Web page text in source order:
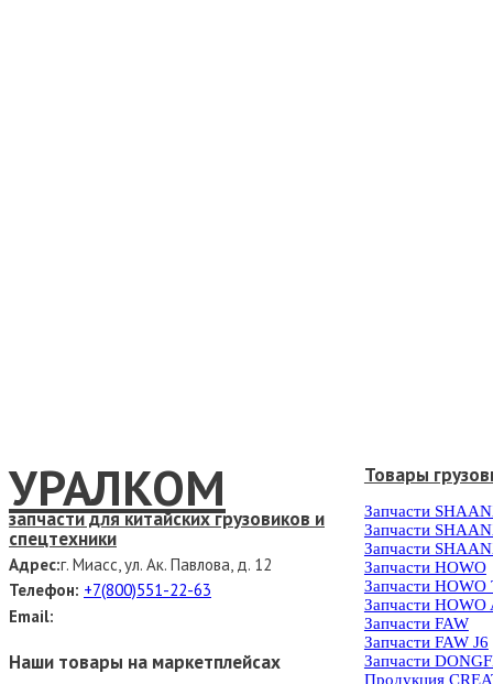
УРАЛКОМ
запчасти для китайских грузовиков и
спецтехники
Адрес:г. Миасс, ул. Ак. Павлова, д. 12
Телефон: +7(800)551-22-63
Email:
Наши товары на маркетплейсах
Товары
Запчасти
Запчасти
Запчасти
Запчасти HOWO
Запчасти HOWO
Запчасти HOWO
Запчасти FAW
Запчасти FAW J6
Запчасти
Продукция